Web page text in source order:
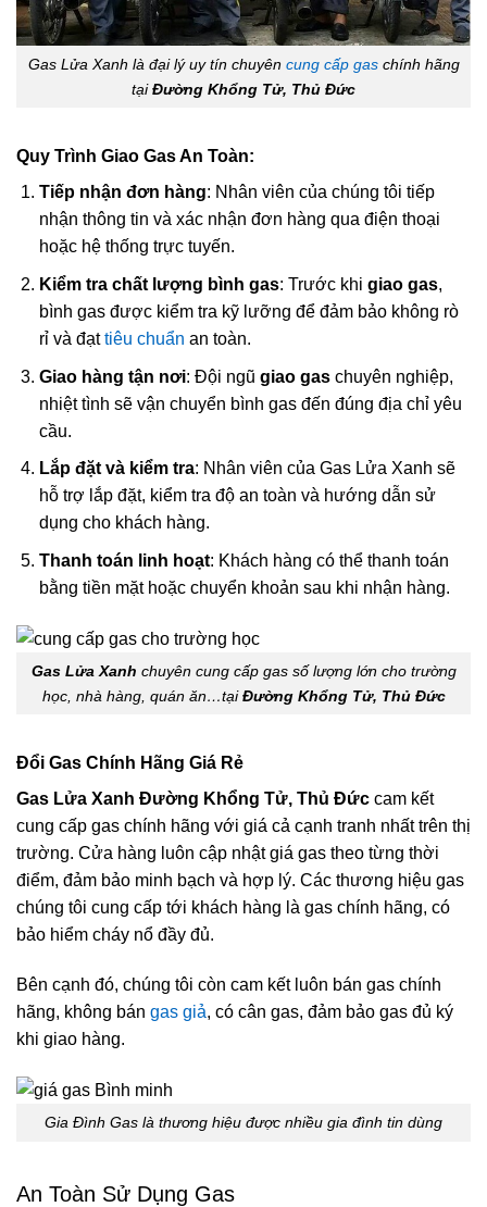
Gas Lửa Xanh là đại lý uy tín chuyên cung cấp gaschính hãng
tạiĐường Khổng Tử, Thủ Đức
Quy Trình Giao Gas An Toàn:
Tiếp nhận đơn hàng: Nhân viên của chúng tôi tiếp
nhận thông tin và xác nhận đơn hàng qua điện thoại
hoặc hệ thống trực tuyến.
Kiểm tra chất lượng bình gas: Trước khi giao gas,
bình gas được kiểm tra kỹ lưỡng để đảm bảo không rò
rỉ và đạttiêu chuẩn an toàn.
Giao hàng tận nơi: Đội ngũ giao gaschuyên nghiệp,
nhiệt tình sẽ vận chuyển bình gas đến đúng địa chỉ yêu
cầu.
Lắp đặt và kiểm tra: Nhân viên của Gas Lửa Xanh sẽ
hỗ trợ lắp đặt, kiểm tra độ an toàn và hướng dẫn sử
dụng cho khách hàng.
Thanh toán linh hoạt: Khách hàng có thể thanh toán
bằng tiền mặt hoặc chuyển khoản sau khi nhận hàng.
Gas Lửa Xanh chuyên cung cấp gas số lượng lớn cho trường
học, nhà hàng, quán ăn…tạiĐường Khổng Tử, Thủ Đức
Đổi Gas Chính Hãng Giá Rẻ
Gas Lửa Xanh Đường Khổng Tử, Thủ Đức cam kết
cung cấp gas chính hãng với giá cả cạnh tranh nhất trên thị
trường. Cửa hàng luôn cập nhật giá gas theo từng thời
điểm, đảm bảo minh bạch và hợp lý. Các thương hiệu gas
chúng tôi cung cấp tới khách hàng là gas chính hãng, có
bảo hiểm cháy nổ đầy đủ.
Bên cạnh đó, chúng tôi còn cam kết luôn bán gas chính
hãng, không bán gas giả, có cân gas, đảm bảo gas đủ ký
khi giao hàng.
Gia Đình Gas là thương hiệu được nhiều gia đình tin dùng
An Toàn Sử Dụng Gas